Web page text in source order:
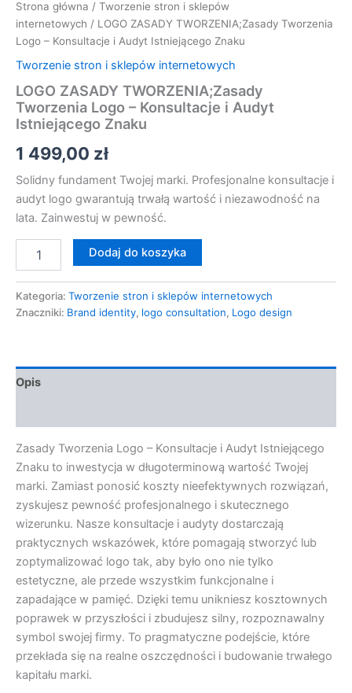
Strona główna / Tworzenie stron i sklepów
internetowych / LOGO ZASADY TWORZENIA;Zasady Tworzenia
Logo – Konsultacje i Audyt Istniejącego Znaku
Tworzenie stron i sklepów internetowych
LOGO ZASADY TWORZENIA;Zasady
Tworzenia Logo – Konsultacje i Audyt
Istniejącego Znaku
1 499,00 zł
Solidny fundament Twojej marki. Profesjonalne konsultacje i
audyt logo gwarantują trwałą wartość i niezawodność na
lata. Zainwestuj w pewność.
Dodaj do koszyka
Kategoria: Tworzenie stron i sklepów internetowych
Znaczniki: Brand identity, logo consultation, Logo design
Opis
Zasady Tworzenia Logo – Konsultacje i Audyt Istniejącego
Znaku to inwestycja w długoterminową wartość Twojej
marki. Zamiast ponosić koszty nieefektywnych rozwiązań,
zyskujesz pewność profesjonalnego i skutecznego
wizerunku. Nasze konsultacje i audyty dostarczają
praktycznych wskazówek, które pomagają stworzyć lub
zoptymalizować logo tak, aby było ono nie tylko
estetyczne, ale przede wszystkim funkcjonalne i
zapadające w pamięć. Dzięki temu unikniesz kosztownych
poprawek w przyszłości i zbudujesz silny, rozpoznawalny
symbol swojej firmy. To pragmatyczne podejście, które
przekłada się na realne oszczędności i budowanie trwałego
kapitału marki.